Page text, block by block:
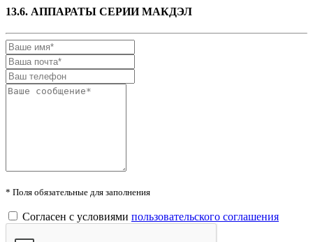
13.6. АППАРАТЫ СЕРИИ МАКДЭЛ
* Поля обязательные для заполнения
Согласен с условиями пользовательского соглашения